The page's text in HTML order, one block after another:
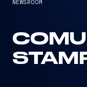
NEWSROOM